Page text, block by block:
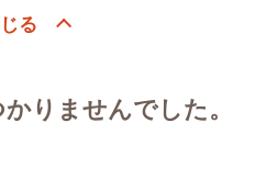
りませんでした。